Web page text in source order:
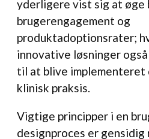
yderligere vist sig at
brugerengagement og
produktadoptionsrater;
innovative løsninger
til at blive implementeret
klinisk praksis.
Vigtige principper i en
designproces er